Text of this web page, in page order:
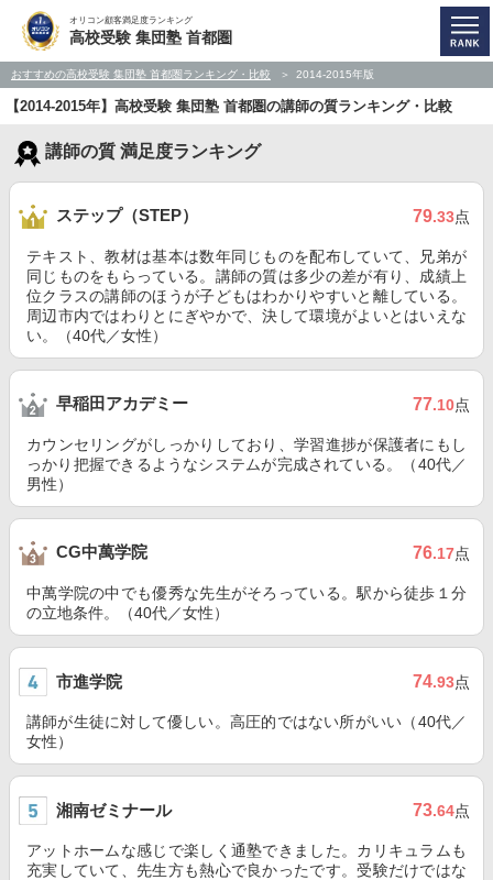
オリコン顧客満足度ランキング
高校受験 集団塾 首都圏
おすすめの高校受験 集団塾 首都圏ランキング・比較 2014-2015年版
【2014-2015年】高校受験 集団塾 首都圏の講師の質ランキング・比較
講師の質 満足度ランキング
ステップ（STEP） 79.33点
テキスト、教材は基本は数年同じものを配布していて、兄弟が
同じものをもらっている。講師の質は多少の差が有り、成績上
位クラスの講師のほうが子どもはわかりやすいと離している。
周辺市内ではわりとにぎやかで、決して環境がよいとはいえな
い。（40代／女性）
早稲田アカデミー 77.10点
カウンセリングがしっかりしており、学習進捗が保護者にもし
っかり把握できるようなシステムが完成されている。（40代／
男性）
CG中萬学院 76.17点
中萬学院の中でも優秀な先生がそろっている。駅から徒歩１分
の立地条件。（40代／女性）
市進学院 74.93点
講師が生徒に対して優しい。高圧的ではない所がいい（40代／
女性）
湘南ゼミナール 73.64点
アットホームな感じで楽しく通塾できました。カリキュラムも
充実していて、先生方も熱心で良かったです。受験だけではな